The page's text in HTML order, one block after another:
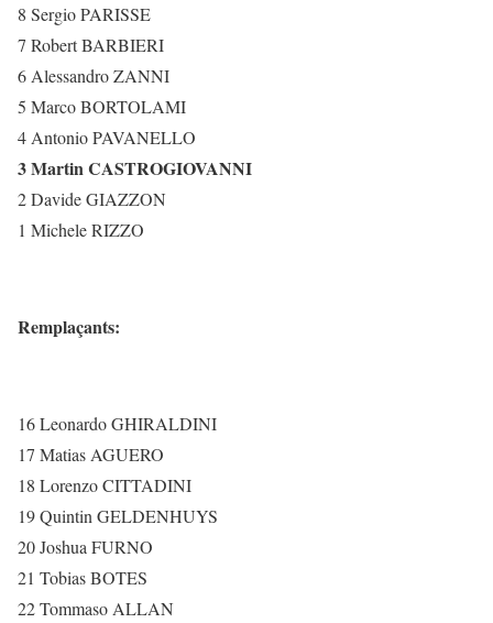
8 Sergio PARISSE
7 Robert BARBIERI
6 Alessandro ZANNI
5 Marco BORTOLAMI
4 Antonio PAVANELLO
3 Martin CASTROGIOVANNI
2 Davide GIAZZON
1 Michele RIZZO
Remplaçants:
16 Leonardo GHIRALDINI
17 Matias AGUERO
18 Lorenzo CITTADINI
19 Quintin GELDENHUYS
20 Joshua FURNO
21 Tobias BOTES
22 Tommaso ALLAN